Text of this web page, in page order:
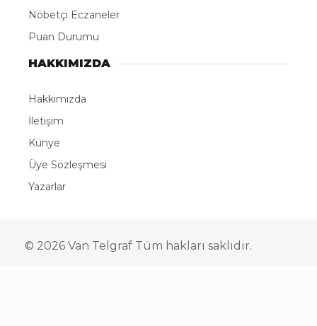
Nöbetçi Eczaneler
Puan Durumu
HAKKIMIZDA
Hakkımızda
İletişim
Künye
Üye Sözleşmesi
Yazarlar
© 2026 Van Telgraf Tüm hakları saklıdır.